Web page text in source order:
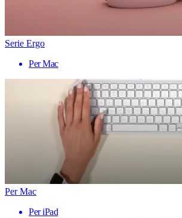
Serie Ergo
Per Mac
Per Mac
Per iPad